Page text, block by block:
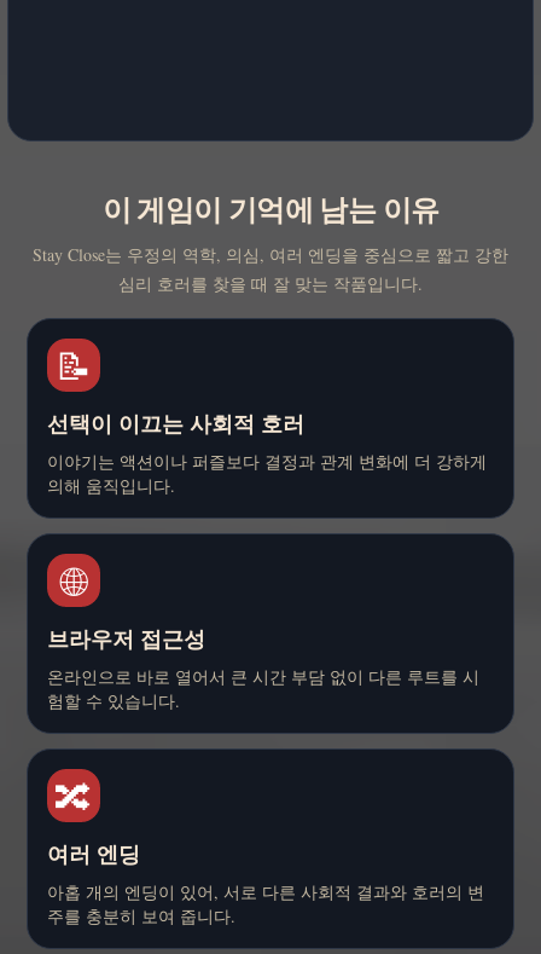
이 게임이 기억에 남는 이유
Stay Close는 우정의 역학, 의심, 여러 엔딩을 중심으로 짧고 강한
심리 호러를 찾을 때 잘 맞는 작품입니다.
📝
선택이 이끄는 사회적 호러
이야기는 액션이나 퍼즐보다 결정과 관계 변화에 더 강하게
의해 움직입니다.
🌐
브라우저 접근성
온라인으로 바로 열어서 큰 시간 부담 없이 다른 루트를 시
험할 수 있습니다.
🔀
여러 엔딩
아홉 개의 엔딩이 있어, 서로 다른 사회적 결과와 호러의 변
주를 충분히 보여 줍니다.